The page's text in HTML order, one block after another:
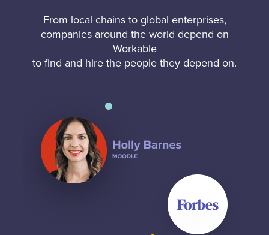
From local chains to global enterprises,
companies around the world depend on
Workable
to find and hire the people they depend on.